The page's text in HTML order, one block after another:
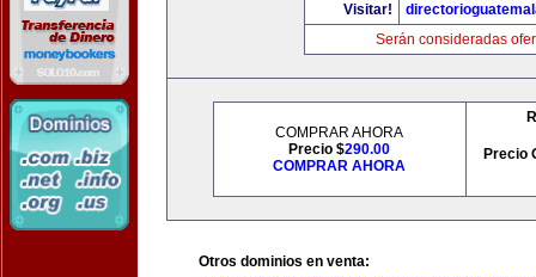
Visitar!
Serán consideradas
COMPRAR AHORA
Precio $290.00
COMPRAR AHORA
Precio
Otros dominios en venta: